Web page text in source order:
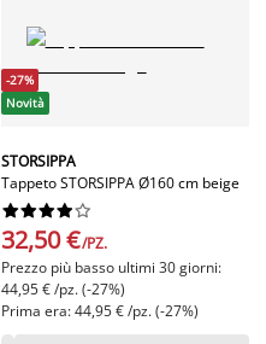
-27%
Novità
STORSIPPA
Tappeto STORSIPPA Ø160 cm beige






32,50 €/PZ.
Prezzo più basso ultimi 30 giorni:
44,95 € /pz. (-27%)
Prima era: 44,95 € /pz. (-27%)